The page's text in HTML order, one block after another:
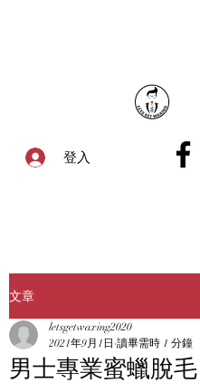
登入
文章
男士專業蜜蠟脫毛
letsgetwaxing2020
2021年9月1日 讀畢需時 1 分鐘